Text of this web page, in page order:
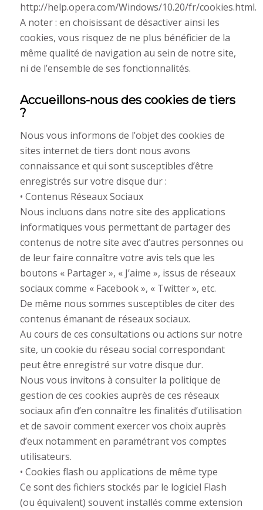
http://help.opera.com/Windows/10.20/fr/cookies.html.
A noter : en choisissant de désactiver ainsi les
cookies, vous risquez de ne plus bénéficier de la
même qualité de navigation au sein de notre site,
ni de l’ensemble de ses fonctionnalités.
Accueillons-nous des cookies de tiers
?
Nous vous informons de l’objet des cookies de
sites internet de tiers dont nous avons
connaissance et qui sont susceptibles d’être
enregistrés sur votre disque dur :
• Contenus Réseaux Sociaux
Nous incluons dans notre site des applications
informatiques vous permettant de partager des
contenus de notre site avec d’autres personnes ou
de leur faire connaître votre avis tels que les
boutons « Partager », « J’aime », issus de réseaux
sociaux comme « Facebook », « Twitter », etc.
De même nous sommes susceptibles de citer des
contenus émanant de réseaux sociaux.
Au cours de ces consultations ou actions sur notre
site, un cookie du réseau social correspondant
peut être enregistré sur votre disque dur.
Nous vous invitons à consulter la politique de
gestion de ces cookies auprès de ces réseaux
sociaux afin d’en connaître les finalités d’utilisation
et de savoir comment exercer vos choix auprès
d’eux notamment en paramétrant vos comptes
utilisateurs.
• Cookies flash ou applications de même type
Ce sont des fichiers stockés par le logiciel Flash
(ou équivalent) souvent installés comme extension